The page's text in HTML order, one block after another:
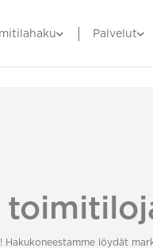
Palvelut
Hakukoneestamme löydät